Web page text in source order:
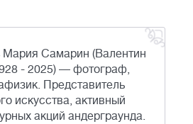
Мария Самарин (Валентин
- 2025) — фотограф,
Представитель
искусства, активный
акций андерграунда.